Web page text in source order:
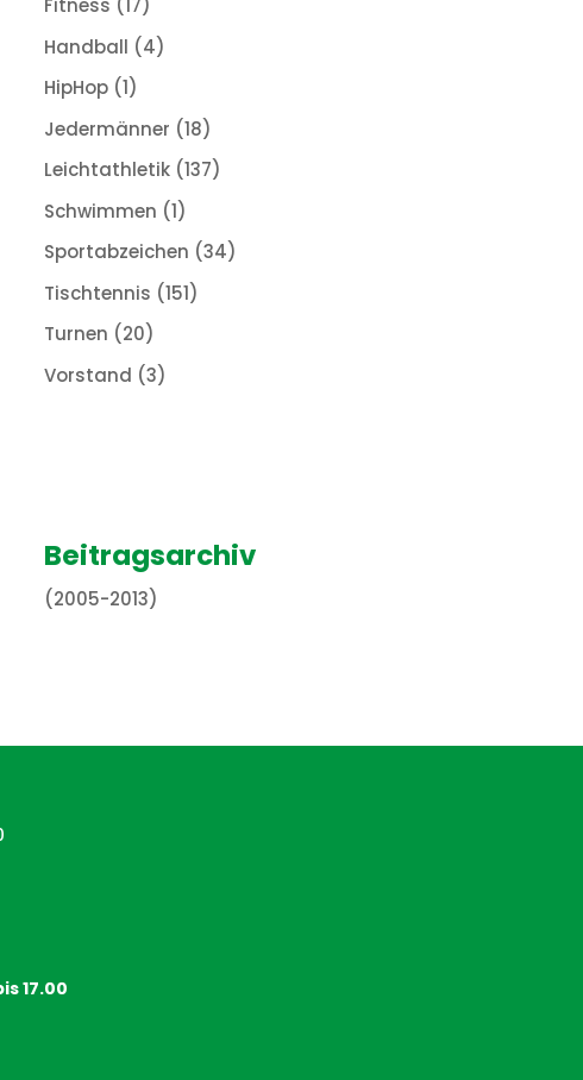
Fitness (17)
Handball (4)
HipHop(1)
Jedermänner (18)
Leichtathletik(137)
Schwimmen (1)
Sportabzeichen (34)
Tischtennis (151)
Turnen (20)
Vorstand (3)
Beitragsarchiv
(2005-2013)
17.00